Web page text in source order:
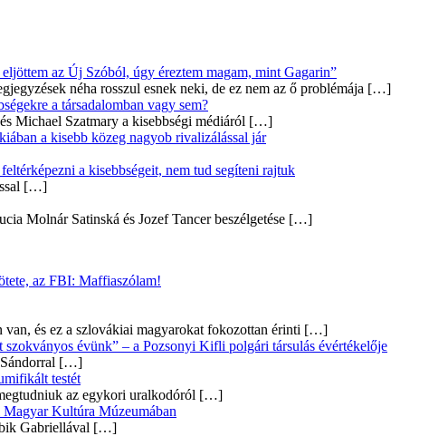
az Új Szóból, úgy éreztem magam, mint Gagarin”
néha rosszul esnek neki, de ez nem az ő problémája […]
a társadalomban vagy sem?
Michael Szatmary a kisebbségi médiáról […]
a kisebb közeg nagyob rivalizálással jár
a kisebbségeit, nem tud segíteni rajtuk
[…]
Molnár Satinská és Jozef Tancer beszélgetése […]
az FBI: Maffiaszólam!
van, és ez a szlovákiai magyarokat fokozottan érinti […]
évünk” – a Pozsonyi Kifli polgári társulás évértékelője
[…]
testét
az egykori uralkodóról […]
Kultúra Múzeumában
Gabriellával […]